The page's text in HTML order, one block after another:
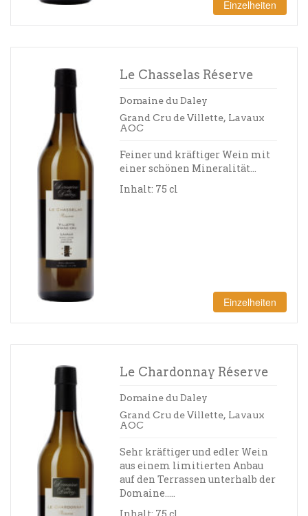
Einzelheiten
Le Chasselas Réserve
Domaine du Daley
Grand Cru de Villette, Lavaux
AOC
Feiner und kräftiger Wein mit
einer schönen Mineralität…
Inhalt: 75 cl
Einzelheiten
Le Chardonnay Réserve
Domaine du Daley
Grand Cru de Villette, Lavaux
AOC
Sehr kräftiger und edler Wein
aus einem limitierten Anbau
auf den Terrassen unterhalb der
Domaine…..